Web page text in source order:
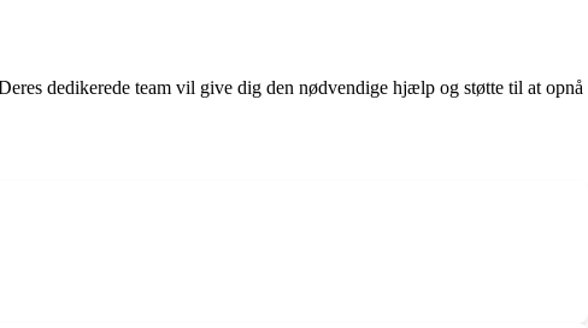
dedikerede team vil give dig den nødvendige hjælp og støtte til at opnå